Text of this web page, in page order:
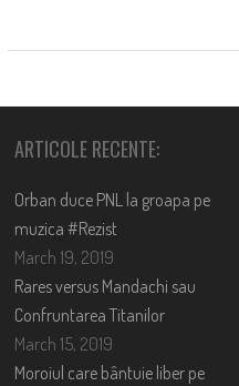
ARTICOLE RECENTE:
Orban duce PNL la groapa pe
muzica #Rezist
March 19, 2019
Rares versus Mandachi sau
Confruntarea Titanilor
March 15, 2019
Moroiul care bântuie liber pe